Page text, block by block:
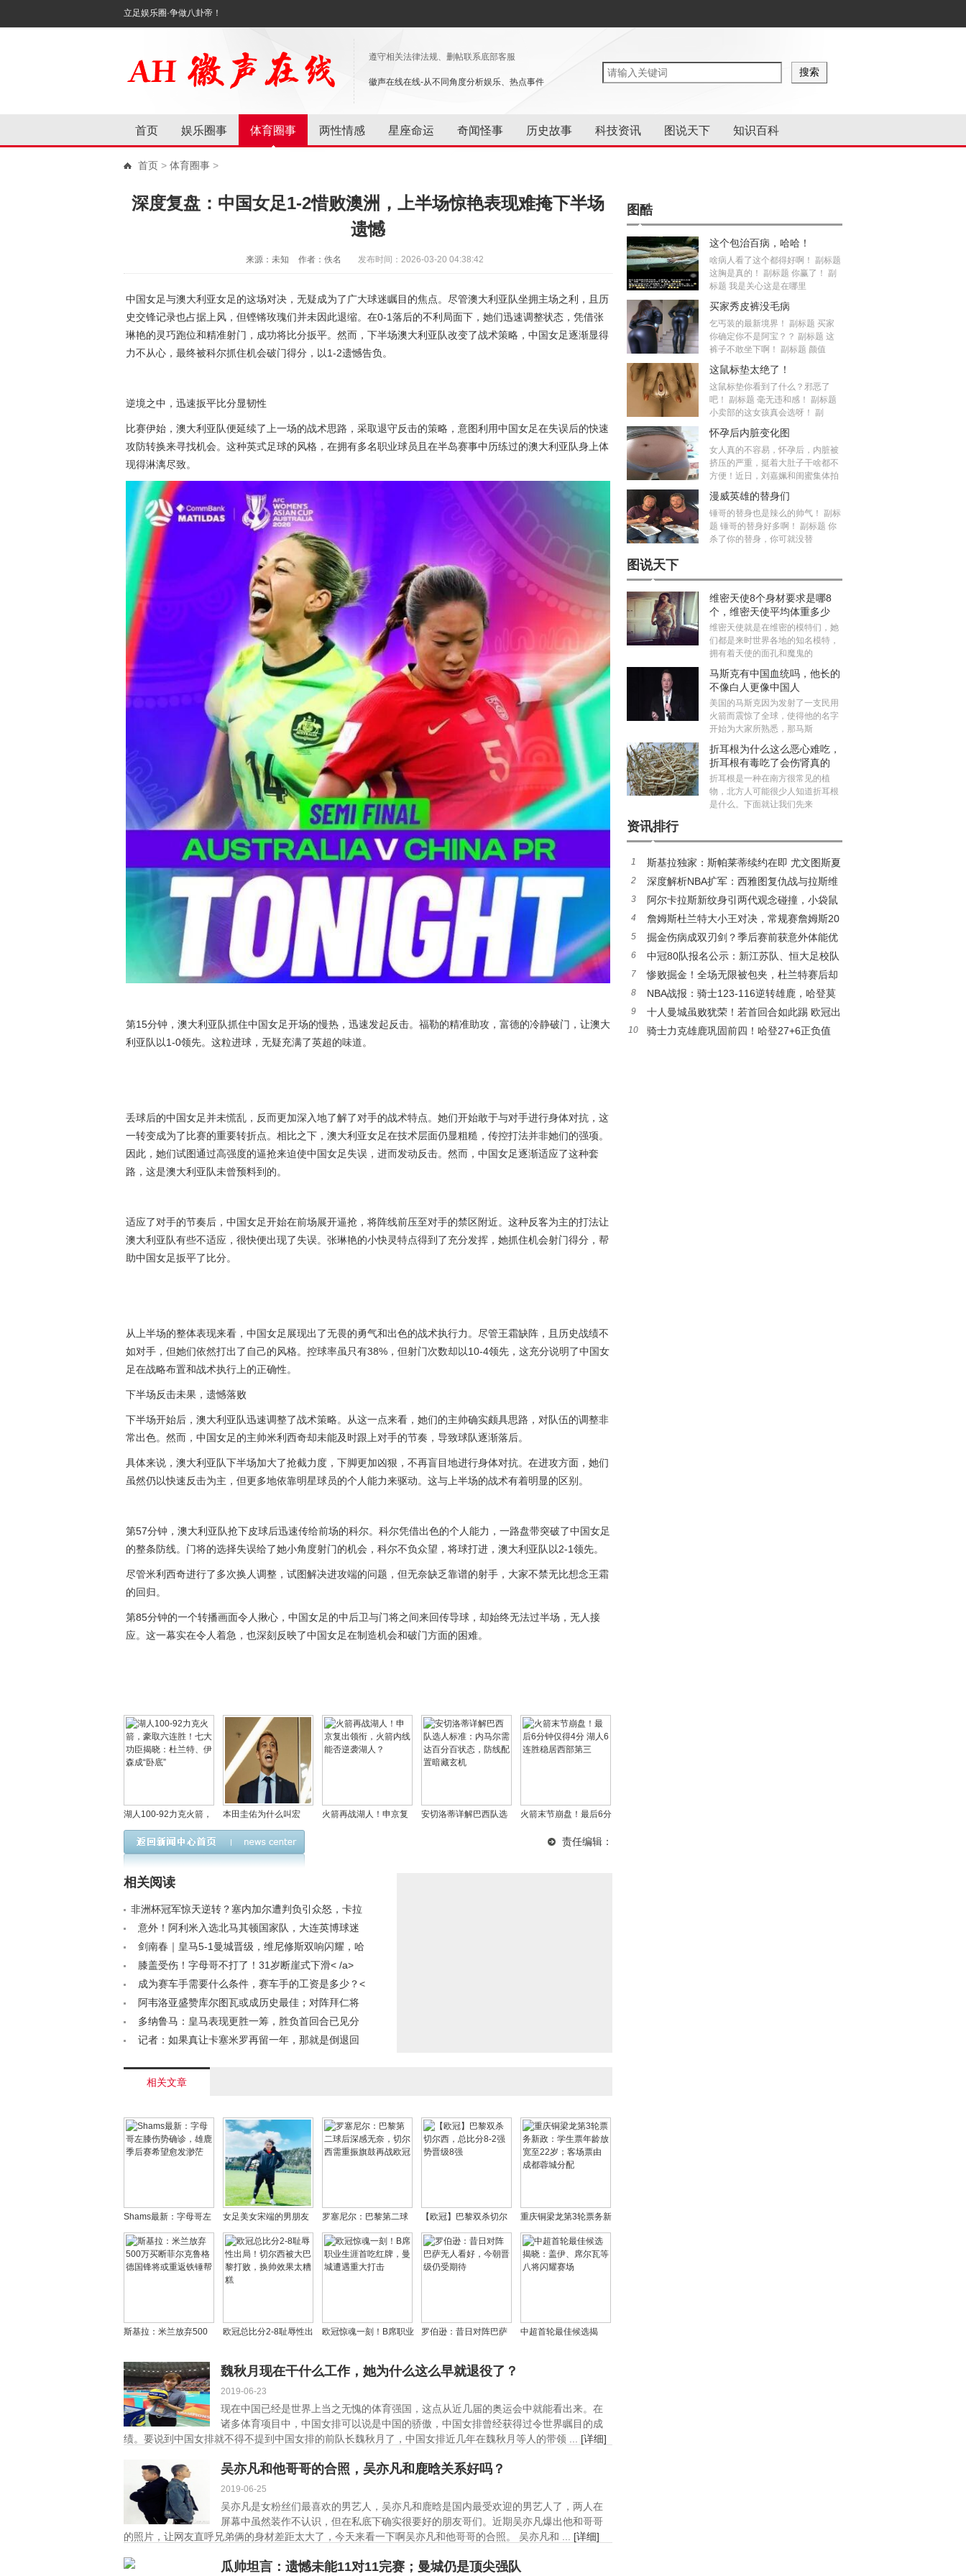
立足娱乐圈·争做八卦帝！
遵守相关法律法规、删帖联系底部客服
徽声在线在线-从不同角度分析娱乐、热点事件
首页 娱乐圈事 体育圈事 两性情感 星座命运 奇闻怪事 历史故事 科技资讯 图说天下 知识百科
首页 > 体育圈事 >
深度复盘：中国女足1-2惜败澳洲，上半场惊艳表现难掩下半场
遗憾
来源：未知 作者：佚名 发布时间：2026-03-20 04:38:42
中国女足与澳大利亚女足的这场对决，无疑成为了广大球迷瞩目的焦点。尽管澳大利亚队坐拥主场之利，且历
史交锋记录也占据上风，但铿锵玫瑰们并未因此退缩。在0-1落后的不利局面下，她们迅速调整状态，凭借张
琳艳的灵巧跑位和精准射门，成功将比分扳平。然而，下半场澳大利亚队改变了战术策略，中国女足逐渐显得
力不从心，最终被科尔抓住机会破门得分，以1-2遗憾告负。
逆境之中，迅速扳平比分显韧性
比赛伊始，澳大利亚队便延续了上一场的战术思路，采取退守反击的策略，意图利用中国女足在失误后的快速
攻防转换来寻找机会。这种英式足球的风格，在拥有多名职业球员且在半岛赛事中历练过的澳大利亚队身上体
现得淋漓尽致。
第15分钟，澳大利亚队抓住中国女足开场的慢热，迅速发起反击。福勒的精准助攻，富德的冷静破门，让澳大
利亚队以1-0领先。这粒进球，无疑充满了英超的味道。
丢球后的中国女足并未慌乱，反而更加深入地了解了对手的战术特点。她们开始敢于与对手进行身体对抗，这
一转变成为了比赛的重要转折点。相比之下，澳大利亚女足在技术层面仍显粗糙，传控打法并非她们的强项。
因此，她们试图通过高强度的逼抢来迫使中国女足失误，进而发动反击。然而，中国女足逐渐适应了这种套
路，这是澳大利亚队未曾预料到的。
适应了对手的节奏后，中国女足开始在前场展开逼抢，将阵线前压至对手的禁区附近。这种反客为主的打法让
澳大利亚队有些不适应，很快便出现了失误。张琳艳的小快灵特点得到了充分发挥，她抓住机会射门得分，帮
助中国女足扳平了比分。
从上半场的整体表现来看，中国女足展现出了无畏的勇气和出色的战术执行力。尽管王霜缺阵，且历史战绩不
如对手，但她们依然打出了自己的风格。控球率虽只有38%，但射门次数却以10-4领先，这充分说明了中国女
足在战略布置和战术执行上的正确性。
下半场反击未果，遗憾落败
下半场开始后，澳大利亚队迅速调整了战术策略。从这一点来看，她们的主帅确实颇具思路，对队伍的调整非
常出色。然而，中国女足的主帅米利西奇却未能及时跟上对手的节奏，导致球队逐渐落后。
具体来说，澳大利亚队下半场加大了抢截力度，下脚更加凶狠，不再盲目地进行身体对抗。在进攻方面，她们
虽然仍以快速反击为主，但更多地依靠明星球员的个人能力来驱动。这与上半场的战术有着明显的区别。
第57分钟，澳大利亚队抢下皮球后迅速传给前场的科尔。科尔凭借出色的个人能力，一路盘带突破了中国女足
的整条防线。门将的选择失误给了她小角度射门的机会，科尔不负众望，将球打进，澳大利亚队以2-1领先。
尽管米利西奇进行了多次换人调整，试图解决进攻端的问题，但无奈缺乏靠谱的射手，大家不禁无比想念王霜
的回归。
第85分钟的一个转播画面令人揪心，中国女足的中后卫与门将之间来回传导球，却始终无法过半场，无人接
应。这一幕实在令人着急，也深刻反映了中国女足在制造机会和破门方面的困难。
湖人100-92力克火箭，
豪取六连胜！七大功臣
揭晓：杜兰特、伊森
本田圭佑为什么叫宏
大、大佐？他为什么是
火箭再战湖人！申京复
安切洛蒂详解巴西队选
火箭末节崩盘！最后6分
责任编辑：
相关阅读
非洲杯冠军惊天逆转？塞内加尔遭判负引众怒，卡拉
格痛批非足联闹剧< /a>
意外！阿利米入选北马其顿国家队，大连英博球迷
质疑其留力< /a>
剑南春｜皇马5-1曼城晋级，维尼修斯双响闪耀，哈
兰德破门难救主< /a>
膝盖受伤！字母哥不打了！31岁断崖式下滑< /a>
成为赛车手需要什么条件，赛车手的工资是多少？<
/a>
阿韦洛亚盛赞库尔图瓦或成历史最佳；对阵拜仁将
迎严峻考验< /a>
多纳鲁马：皇马表现更胜一筹，胜负首回合已见分
晓< /a>
记者：如果真让卡塞米罗再留一年，那就是倒退回
相关文章
Shams最新：字母哥左
膝伤势确诊，雄鹿季后
赛希望愈发渺茫
女足美女宋端的男朋友
是谁，宋端艺术照很漂
亮
罗塞尼尔：巴黎第二球
后深感无奈，切尔西需
重振旗鼓再战欧冠
【欧冠】巴黎双杀切尔
西，总比分8-2强势晋级
8强
重庆铜梁龙第3轮票务新
政：学生票年龄放宽至
22岁；客场票由成都蓉
城分配
斯基拉：米兰放弃500
锋将或重返铁锤帮
欧冠总比分2-8耻辱性出
败，换帅效果太糟糕
欧冠惊魂一刻！B席职业
遇重大打击
罗伯逊：昔日对阵巴萨
受期待
中超首轮最佳候选揭
魏秋月现在干什么工作，她为什么这么早就退役了？
2019-06-23
现在中国已经是世界上当之无愧的体育强国，这点从近几届的奥运会中就能看出来。在
诸多体育项目中，中国女排可以说是中国的骄傲，中国女排曾经获得过令世界瞩目的成
绩。要说到中国女排就不得不提到中国女排的前队长魏秋月了，中国女排近几年在魏秋月等人的带领 ... [详细]
吴亦凡和他哥哥的合照，吴亦凡和鹿晗关系好吗？
2019-06-25
吴亦凡是女粉丝们最喜欢的男艺人，吴亦凡和鹿晗是国内最受欢迎的男艺人了，两人在
屏幕中虽然装作不认识，但在私底下确实很要好的朋友哥们。近期吴亦凡爆出他和哥哥
的照片，让网友直呼兄弟俩的身材差距太大了，今天来看一下啊吴亦凡和他哥哥的合照。 吴亦凡和 ... [详细]
瓜帅坦言：遗憾未能11对11完赛；曼城仍是顶尖强队
图酷
这个包治百病，哈哈！
啥病人看了这个都得好啊！ 副标题
这胸是真的！ 副标题 你赢了！ 副
标题 我是关心这是在哪里
买家秀皮裤没毛病
乞丐装的最新境界！ 副标题 买家
你确定你不是阿宝？？ 副标题 这
裤子不敢坐下啊！ 副标题 颜值
这鼠标垫太绝了！
这鼠标垫你看到了什么？邪恶了
吧！ 副标题 毫无违和感！ 副标题
小卖部的这女孩真会选呀！ 副
怀孕后内脏变化图
女人真的不容易，怀孕后，内脏被
挤压的严重，挺着大肚子干啥都不
方便！近日，刘嘉姵和闺蜜集体拍
漫威英雄的替身们
锤哥的替身也是辣么的帅气！ 副标
题 锤哥的替身好多啊！ 副标题 你
杀了你的替身，你可就没替
图说天下
维密天使8个身材要求是哪8
个，维密天使平均体重多少
斤？
维密天使就是在维密的模特们，她
们都是来时世界各地的知名模特，
拥有着天使的面孔和魔鬼的
马斯克有中国血统吗，他长的
不像白人更像中国人
美国的马斯克因为发射了一支民用
火箭而震惊了全球，使得他的名字
开始为大家所熟悉，那马斯
折耳根为什么这么恶心难吃，
折耳根有毒吃了会伤肾真的
吗？
折耳根是一种在南方很常见的植
物，北方人可能很少人知道折耳根
是什么。下面就让我们先来
资讯排行
1
斯基拉独家：斯帕莱蒂续约在即 尤文图斯夏
窗五线补强剑指欧冠
2
深度解析NBA扩军：西雅图复仇战与拉斯维
加斯新王朝的资本博弈
3
阿尔卡拉斯新纹身引两代观念碰撞，小袋鼠
成荣耀新印记
4
詹姆斯杜兰特大小王对决，常规赛詹姆斯20
胜11负，季后赛谁更胜一筹？
5
掘金伤病成双刃剑？季后赛前获意外体能优
势成秘密武器
6
中冠80队报名公示：新江苏队、恒大足校队
等在列，安徽一队候补
7
惨败掘金！全场无限被包夹，杜兰特赛后却
被批评，乌度卡让人寒心
8
NBA战报：骑士123-116逆转雄鹿，哈登莫
布利联手发威
9
十人曼城虽败犹荣！若首回合如此踢 欧冠出
局或成转折点
10
骑士力克雄鹿巩固前四！哈登27+6正负值